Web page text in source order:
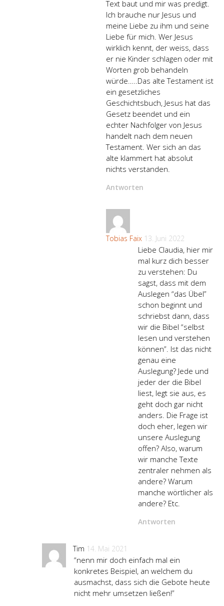
Text baut und mir was predigt.
Ich brauche nur Jesus und
meine Liebe zu ihm und seine
Liebe für mich. Wer Jesus
wirklich kennt, der weiss, dass
er nie Kinder schlagen oder mit
Worten grob behandeln
würde…..Das alte Testament ist
ein gesetzliches
Geschichtsbuch, Jesus hat das
Gesetz beendet und ein
echter Nachfolger von Jesus
handelt nach dem neuen
Testament. Wer sich an das
alte klammert hat absolut
nichts verstanden.
Antworten
Tobias Faix 13. Juni 2022
Liebe Claudia, hier mir
mal kurz dich besser
zu verstehen: Du
sagst, dass mit dem
Auslegen “das Übel”
schon beginnt und
schriebst dann, dass
wir die Bibel “selbst
lesen und verstehen
können”. Ist das nicht
genau eine
Auslegung? Jede und
jeder der die Bibel
liest, legt sie aus, es
geht doch gar nicht
anders. Die Frage ist
doch eher, legen wir
unsere Auslegung
offen? Also, warum
wir manche Texte
zentraler nehmen als
andere? Warum
manche wörtlicher als
andere? Etc.
Antworten
Tim 14. Mai 2021
“nenn mir doch einfach mal ein
konkretes Beispiel, an welchem du
ausmachst, dass sich die Gebote heute
nicht mehr umsetzen ließen!”